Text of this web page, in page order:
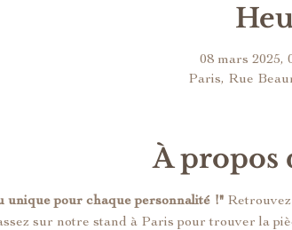
08 mars 2025,
Paris, Rue
À propos
unique pour chaque personnalité !" Retrouvez
sur notre stand à Paris pour trouver la